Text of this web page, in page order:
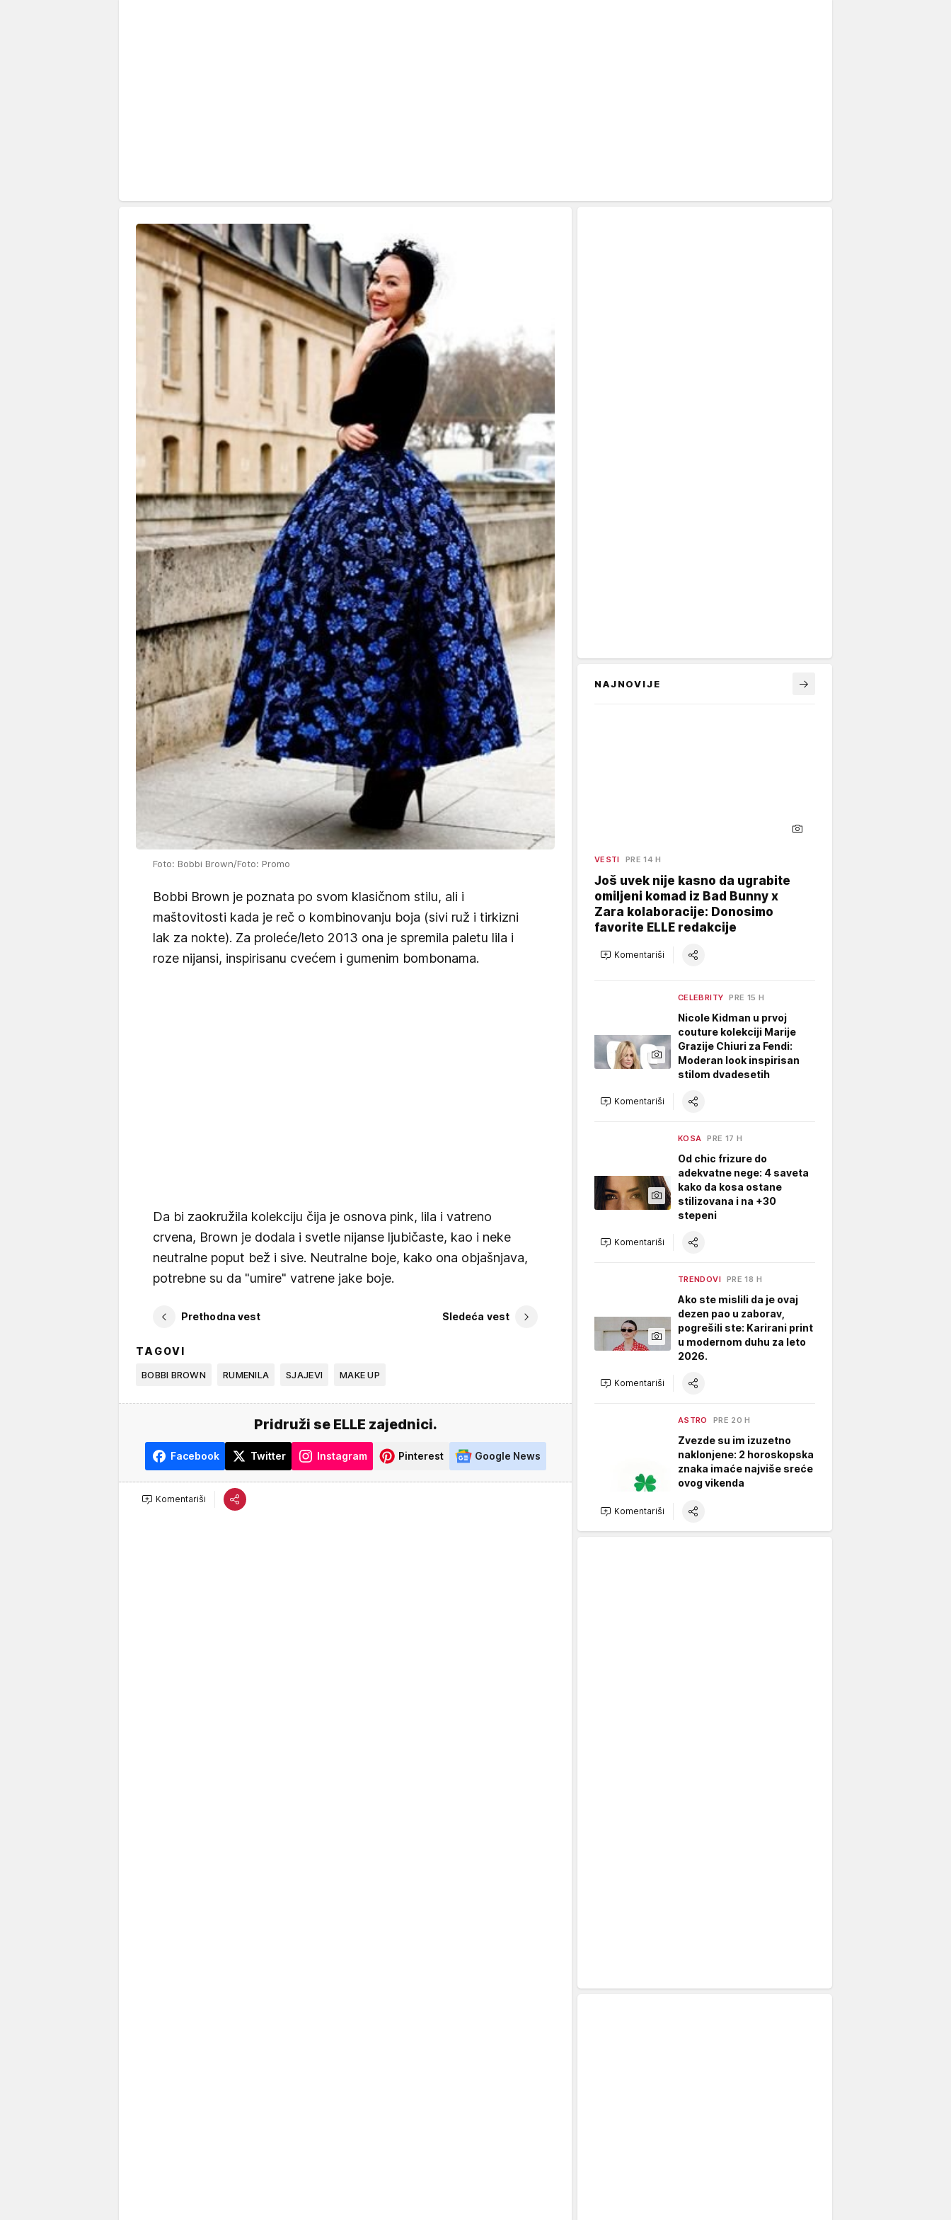
Foto: Bobbi Brown/Foto: Promo
Bobbi Brown je poznata po svom klasičnom stilu, ali i
maštovitosti kada je reč o kombinovanju boja (sivi ruž i tirkizni
lak za nokte). Za proleće/leto 2013 ona je spremila paletu lila i
roze nijansi, inspirisanu cvećem i gumenim bombonama.
Da bi zaokružila kolekciju čija je osnova pink, lila i vatreno
crvena, Brown je dodala i svetle nijanse ljubičaste, kao i neke
neutralne poput bež i sive. Neutralne boje, kako ona objašnjava,
potrebne su da "umire" vatrene jake boje.
Prethodna vest Sledeća vest
TAGOVI
BOBBI BROWN RUMENILA SJAJEVI MAKE UP
Pridruži se ELLE zajednici.
Facebook Twitter Instagram Pinterest Google News
Komentariši
NAJNOVIJE
VESTI PRE 14 H
Još uvek nije kasno da ugrabite
omiljeni komad iz Bad Bunny x
Zara kolaboracije: Donosimo
favorite ELLE redakcije
Komentariši
CELEBRITY PRE 15 H
Nicole Kidman u prvoj
couture kolekciji Marije
Grazije Chiuri za Fendi:
Moderan look inspirisan
stilom dvadesetih
Komentariši
KOSA PRE 17 H
Od chic frizure do
adekvatne nege: 4 saveta
kako da kosa ostane
stilizovana i na +30
stepeni
Komentariši
TRENDOVI PRE 18 H
Ako ste mislili da je ovaj
dezen pao u zaborav,
pogrešili ste: Karirani print
u modernom duhu za leto
2026.
Komentariši
ASTRO PRE 20 H
Zvezde su im izuzetno
naklonjene: 2 horoskopska
znaka imaće najviše sreće
ovog vikenda
Komentariši